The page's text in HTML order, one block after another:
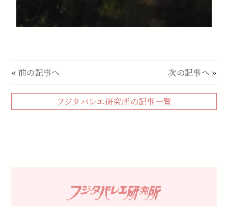
«前の記事へ 次の記事へ »
フジタバレエ研究所の記事一覧